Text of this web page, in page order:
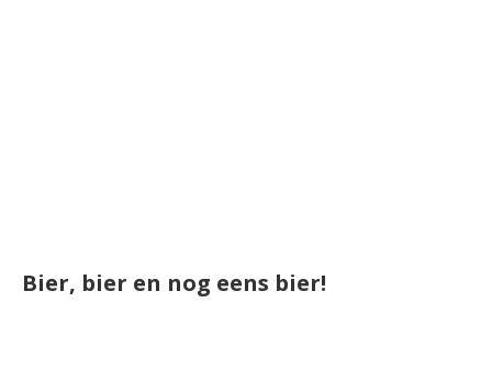
Bier, bier en nog eens bier!